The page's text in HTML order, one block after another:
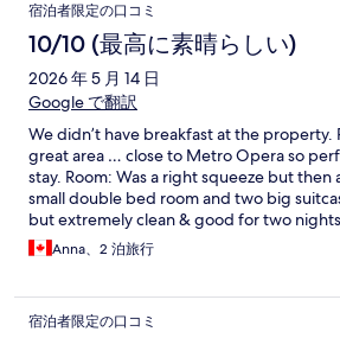
宿泊者限定の口コミ
10/10 (最高に素晴らしい)
2026 年 5 月 14 日
Google で翻訳
We didn’t have breakfast at the property.
great area … close to Metro Opera so
stay. Room: Was a right squeeze but then
small double bed room and two big
but extremely clean & good for two nights
Anna、2 泊旅行
宿泊者限定の口コミ